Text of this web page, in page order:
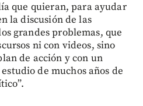
que quieran, para ayudar
la discusión de las
grandes problemas, que
ni con videos, sino
de acción y con un
de muchos años de